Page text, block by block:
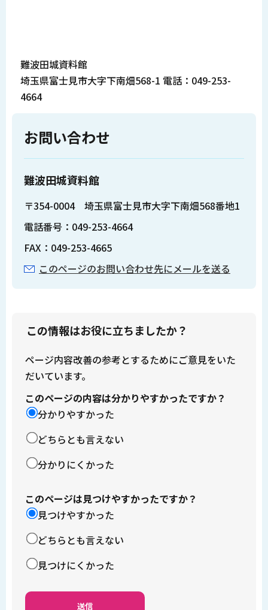
難波田城資料館
埼玉県富士見市大字下南畑568-1 電話：049-253-
4664
お問い合わせ
難波田城資料館
〒354-0004 埼玉県富士見市大字下南畑568番地1
電話番号：049-253-4664
FAX：049-253-4665
このページのお問い合わせ先にメールを送る
この情報はお役に立ちましたか？
ページ内容改善の参考とするためにご意見をいた
だいています。
このページの内容は分かりやすかったですか？
分かりやすかった
どちらとも言えない
分かりにくかった
このページは見つけやすかったですか？
見つけやすかった
どちらとも言えない
見つけにくかった